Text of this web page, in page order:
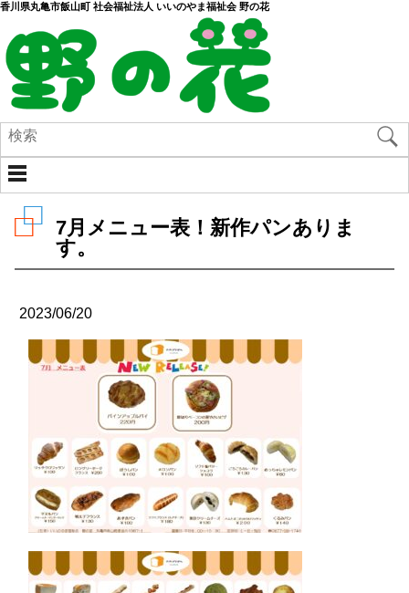
香川県丸亀市飯山町 社会福祉法人 いいのやま福祉会 野の花
7月メニュー表！新作パンありま
す。
2023/06/20